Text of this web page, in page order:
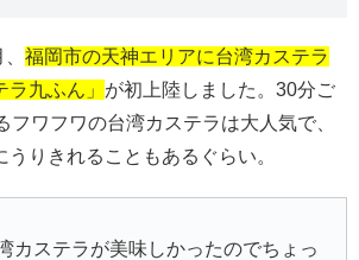
福岡市の天神エリアに台湾カステラ
九ふん」 が初上陸しました。30分ご
フワフワの台湾カステラは大人気で、
りきれることもあるぐらい。
カステラが美味しかったのでちょっ